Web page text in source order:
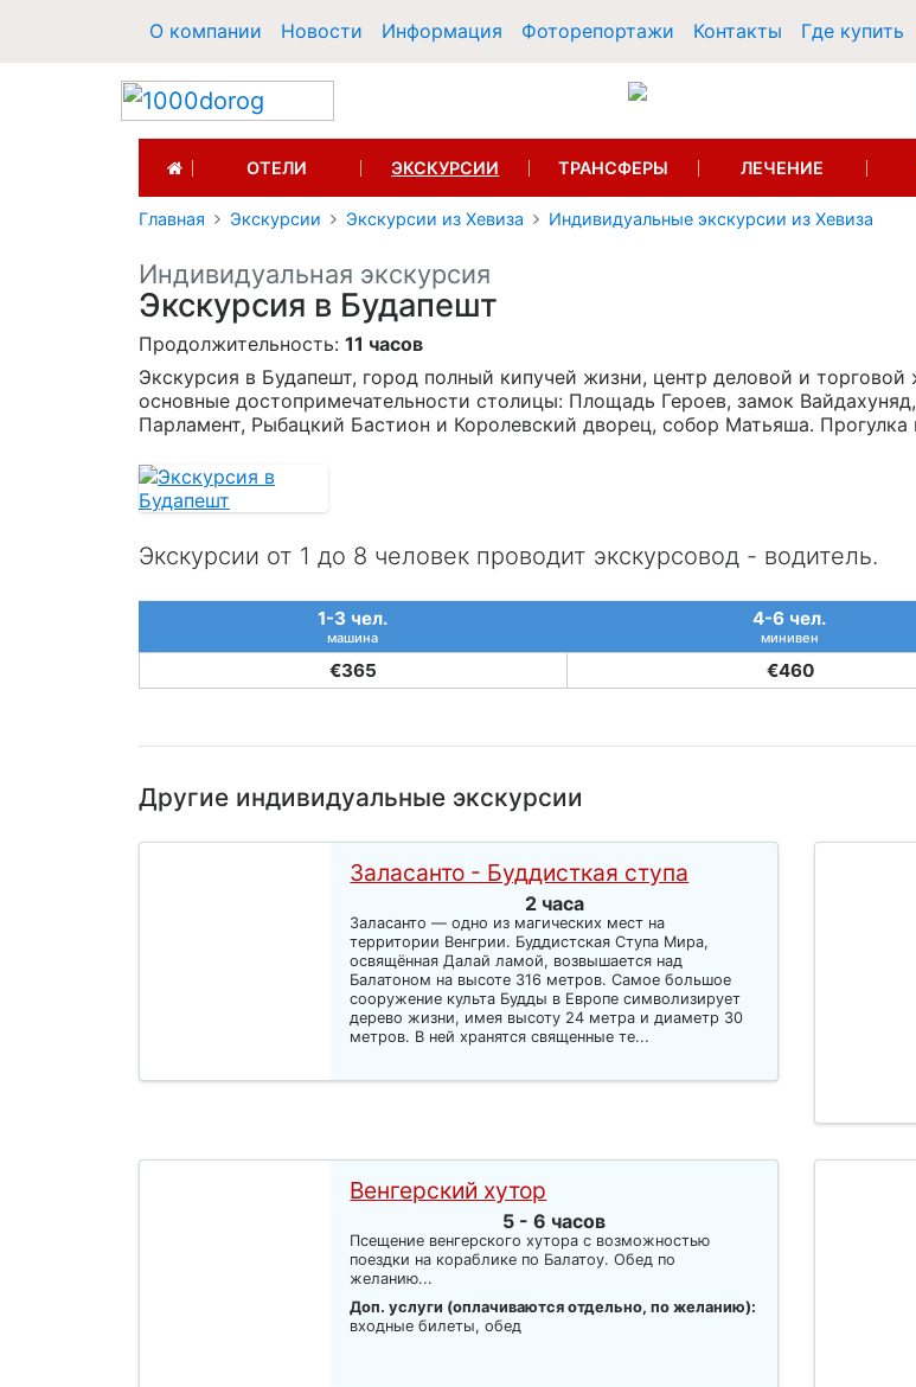
О компании Новости Информация Фоторепортажи Контакты Где купить
(CURRENT)ОТЕЛИ ЭКСКУРСИИ ТРАНСФЕРЫ ЛЕЧЕНИЕ
Главная Экскурсии Экскурсии из Хевиза Индивидуальные экскурсии из Хевиза
Индивидуальная экскурсия
Экскурсия в Будапешт
Продолжительность: 11 часов
Экскурсия в Будапешт, город полный кипучей жизни, центр деловой и
основные достопримечательности столицы: Площадь Героев, замок
Парламент, Рыбацкий Бастион и Королевский дворец, собор Матьяша.
Экскурсии от 1 до 8 человек проводит экскурсовод - водитель.
1-3 чел.
машина
4-6 чел.
минивен
€365 €460
Другие индивидуальные экскурсии
Заласанто - Буддисткая ступа
2 часа
Заласанто — одно из магических мест на
территории Венгрии. Буддистская Ступа Мира,
освящённая Далай ламой, возвышается над
Балатоном на высоте 316 метров. Самое большое
сооружение культа Будды в Европе символизирует
дерево жизни, имея высоту 24 метра и диаметр 30
метров. В ней хранятся священные те...
Венгерский хутор
5 - 6 часов
Псещение венгерского хутора с возможностью
поездки на кораблике по Балатоу. Обед по
желанию...
Доп. услуги (оплачиваются отдельно, по желанию):
входные билеты, обед